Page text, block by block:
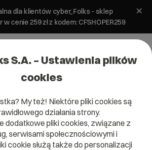
dla klientów cyber_Folks - sklep
cenie 259 zł z kodem: CFSHOPER259
S.A. – Ustawienia plików
cookies
My też! Niektóre pliki cookies są
działania strony.
dodatkowe pliki cookies, związane z
serwisami społecznościowymi i
cookie służą także do personalizacji